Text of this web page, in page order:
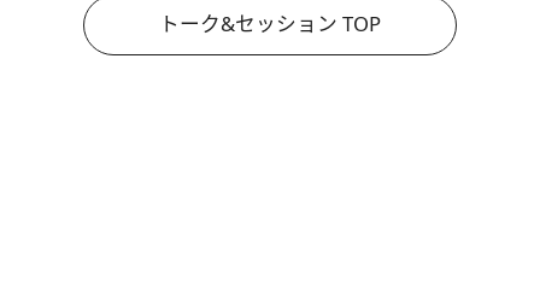
トーク&セッション TOP